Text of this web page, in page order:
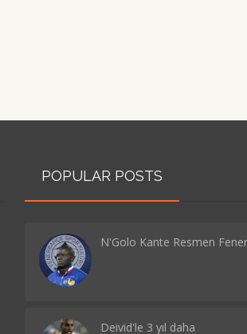
POPULAR POSTS
N'Golo Kante Resmen
Deivid'le 3 yıl daha